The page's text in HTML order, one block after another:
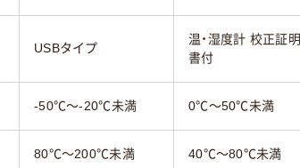
USBタイプ
温・湿度計 校正証明
書付
-50℃～-20℃未満 0℃～50℃未満
80℃～200℃未満 40℃～80℃未満